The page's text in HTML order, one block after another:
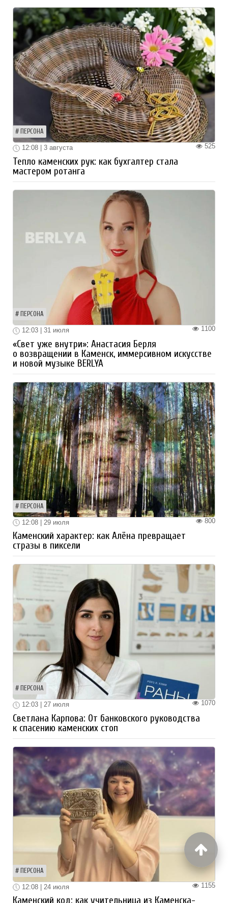
ПЕРСОНА
525
12:08 | 3 августа
Тепло каменских рук: как бухгалтер стала
мастером ротанга
ПЕРСОНА
1100
12:03 | 31 июля
«Свет уже внутри»: Анастасия Берля
о возвращении в Каменск, иммерсивном искусстве
и новой музыке BERLYA
ПЕРСОНА
800
12:08 | 29 июля
Каменский характер: как Алёна превращает
стразы в пиксели
ПЕРСОНА
1070
12:03 | 27 июля
Светлана Карпова: От банковского руководства
к спасению каменских стоп
ПЕРСОНА
1155
12:08 | 24 июля
Каменский код: как учительница из Каменска-